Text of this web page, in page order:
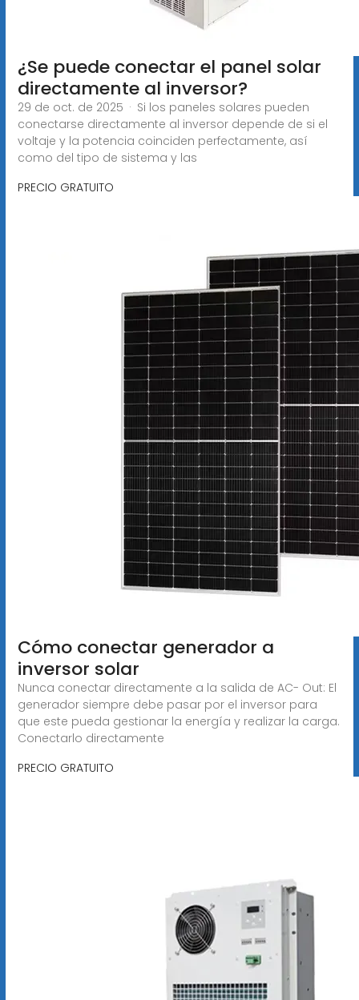
¿Se puede conectar el panel solar
directamente al inversor?
29 de oct. de 2025 · Si los paneles solares pueden
conectarse directamente al inversor depende de si el
voltaje y la potencia coinciden perfectamente, así
como del tipo de sistema y las
PRECIO GRATUITO
Cómo conectar generador a
inversor solar
Nunca conectar directamente a la salida de AC- Out: El
generador siempre debe pasar por el inversor para
que este pueda gestionar la energía y realizar la carga.
Conectarlo directamente
PRECIO GRATUITO